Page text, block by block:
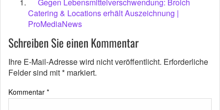
Catering & Locations erhält Auszeichnung |
ProMediaNews
Schreiben Sie einen Kommentar
Ihre E-Mail-Adresse wird nicht veröffentlicht. Erforderliche
Felder sind mit* markiert.
Kommentar *